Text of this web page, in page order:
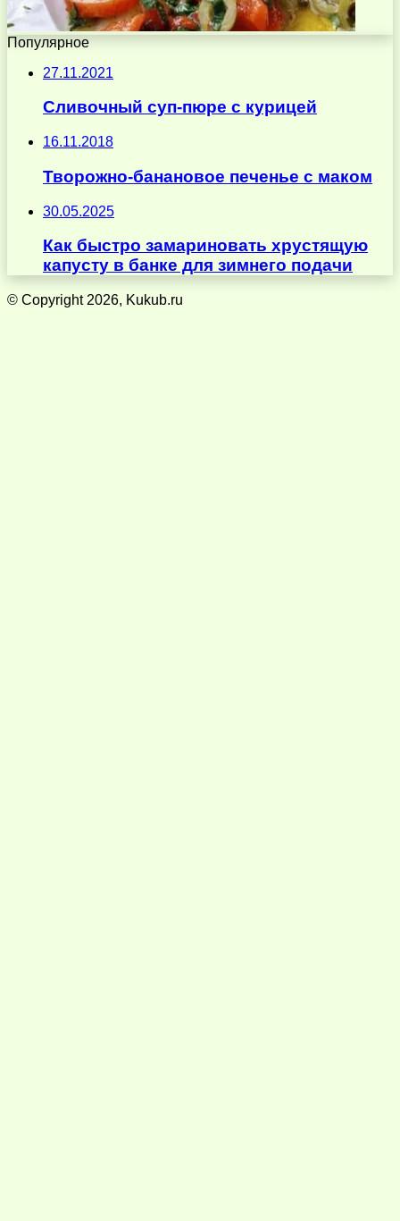
Популярное
27.11.2021
Сливочный суп-пюре с курицей
16.11.2018
Творожно-банановое печенье с маком
30.05.2025
Как быстро замариновать хрустящую
капусту в банке для зимнего подачи
© Copyright 2026, Kukub.ru